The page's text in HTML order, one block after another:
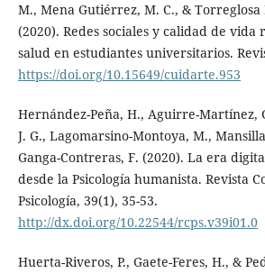
M., Mena Gutiérrez, M. C., & Torreglosa
(2020). Redes sociales y calidad de vida
salud en estudiantes universitarios.
https://doi.org/10.15649/cuidarte.953
Hernández-Peña, H., Aguirre-Martínez,
J. G., Lagomarsino-Montoya, M.,
Ganga-Contreras, F. (2020). La era
desde la Psicología humanista. Revista
Psicología, 39(1), 35-53.
http://dx.doi.org/10.22544/rcps.v39i01.0
Huerta-Riveros, P., Gaete-Feres, H., &